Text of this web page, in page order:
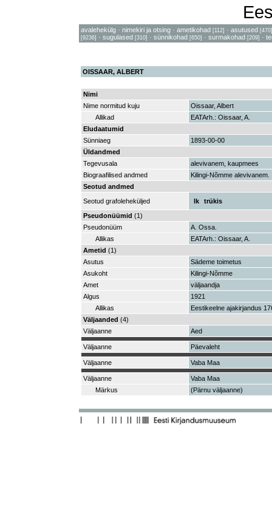
avalehekülg · nimekiri ja otsing · ametikohad [112] · asutused [470]
[9236] · sugulased [310] · sünnikohad [650] · surmakohad [209] ·
OISSAAR, ALBERT
Nimi
Nime normitud kuju
Oissaar, Albert
Allikad
EATArh.: Oissaar, A.
Eludaatumid
Sünniaeg
1893-00-00
Üldandmed
Tegevusala
alevivanem, kaupmees
Biograafilised andmed
Kilingi-Nõmme alevivanem.
Seotud andmed
Seotud grafoleheküljed
lk
trükis
Pseudonüümid (1)
Pseudonüüm
A. Ossa.
Allikas
EATArh.: Oissaar, A.
Ametid (1)
Asutus
Sädeme toimetus
Asukoht
Kilingi-Nõmme
Amet
väljaandja
Algus
1921
Allikas
Eestikeelne ajakirjandus
Väljaanded (4)
Väljaanne
Aed
Väljaanne Päevaleht
Väljaanne Vaba Maa
Väljaanne
Vaba Maa
Märkus
(Pärnu väljaanne)